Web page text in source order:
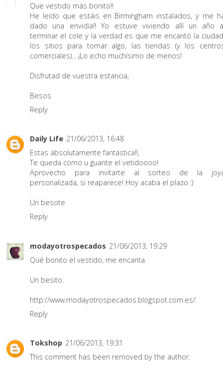
Que vestido más bonito!!
He leído que estáis en Birmingham instalados, y me
dado una envidia!! Yo estuve viviendo allí un año
terminar el cole y la verdad es que me encantó la
los sitios para tomar algo, las tiendas (y los
comerciales)... ¡Lo echo muchísimo de menos!
Disfrutad de vuestra estancia,
Besos
Reply
Daily Life 21/06/2013, 16:48
Estas absolutamente fantástica!!,
Te queda como u guante el vetidoooo!
Aprovecho para invitarte al sorteo de la
personalizada, si reaparece! Hoy acaba el plazo :)
Un besote
Reply
modayotrospecados 21/06/2013, 19:29
Qué bonito el vestido, me encanta.
Un besito.
http://www.modayotrospecados.blogspot.com.es/
Reply
Tokshop 21/06/2013, 19:31
This comment has been removed by the author.